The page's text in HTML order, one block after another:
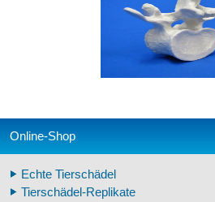
Online-Shop
Echte Tierschädel
Tierschädel-Replikate